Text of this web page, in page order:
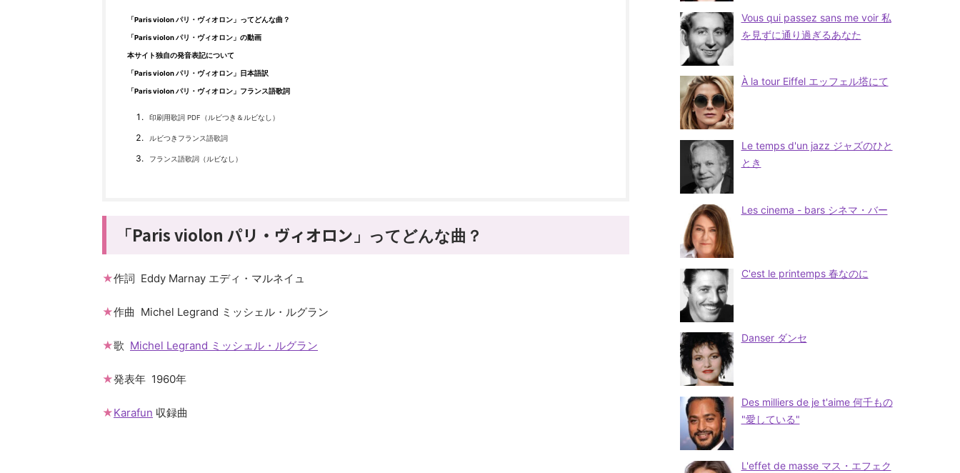
「Paris violon パリ・ヴィオロン」ってどんな曲？
「Paris violon パリ・ヴィオロン」の動画
本サイト独自の発音表記について
「Paris violon パリ・ヴィオロン」日本語訳
「Paris violon パリ・ヴィオロン」フランス語歌詞
印刷用歌詞 PDF（ルビつき＆ルビなし）
ルビつきフランス語歌詞
フランス語歌詞（ルビなし）
「Paris violon パリ・ヴィオロン 」 ってどんな曲？
★作詞 Eddy Marnay エディ・マルネイュ
★作曲 Michel Legrand ミッシェル・ルグラン
★歌 Michel Legrand ミッシェル・ルグラン
★発表年 1960年
★Karafun 収録曲
Vous qui passez sans me voir 私
を見ずに通り過ぎるあなた
À la tour Eiffel エッフェル塔にて
Le temps d'un jazz ジャズのひと
とき
Les cinema - bars シネマ・バー
C'est le printemps 春なのに
Danser ダンセ
Des milliers de je t'aime 何千もの
"愛している"
L'effet de masse マス・エフェク